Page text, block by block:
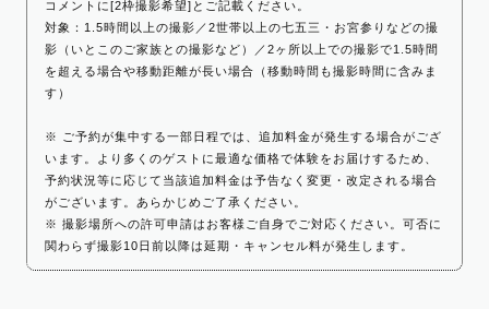
コメントに[2枠撮影希望]とご記載ください。
対象：1.5時間以上の撮影／2世帯以上の七五三・お宮参りなどの撮
影（いとこのご家族との撮影など）／2ヶ所以上での撮影で1.5時間
を超える場合や移動距離が長い場合（移動時間も撮影時間に含みま
す）
※ ご予約が集中する一部日程では、追加料金が発生する場合がござ
います。より多くのゲストに最適な価格で体験をお届けするため、
予約状況等に応じて当該追加料金は予告なく変更・改定される場合
がございます。あらかじめご了承ください。
※ 撮影場所への許可申請はお客様ご自身でご対応ください。可否に
関わらず撮影10日前以降は延期・キャンセル料が発生します。